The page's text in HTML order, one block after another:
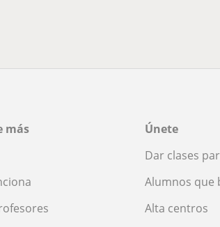
más
Únete
Dar clases
Alumnos que
Alta centros